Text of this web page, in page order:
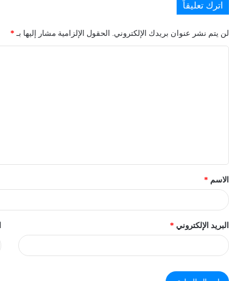
اترك تعليقاً
لن يتم نشر عنوان بريدك الإلكتروني. الحقول الإلزامية مشار إليها بـ *
الاسم *
البريد الإلكتروني *